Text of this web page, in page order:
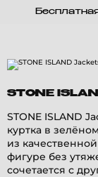
STONE
STONE ISLAND
куртка в
из
фигуре без
сочетается с